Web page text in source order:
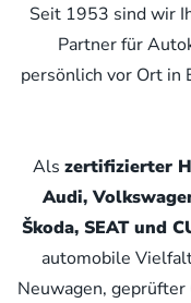
Seit 1953 sind wir
Partner für
persönlich vor Ort in
Als zertifizierter
Audi,
Škoda, SEAT und
automobile
Neuwagen,